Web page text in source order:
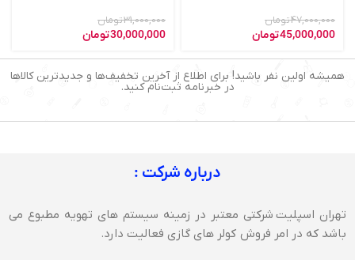
47,000,000تومان
45,000,000تومان
31,000,000تومان
30,000,000تومان
همیشه اولین نفر باشید! برای اطلاع از آخرین تخفیف‌ها و جدیدترین کالاها
در خبرنامه ثبت‌نام کنید.
درباره شرکت :
تهران اسپلیت شرکتی معتبر در زمینه سیستم های تهویه مطبوع می
باشد که در امر فروش کولر های گازی فعالیت دارد.